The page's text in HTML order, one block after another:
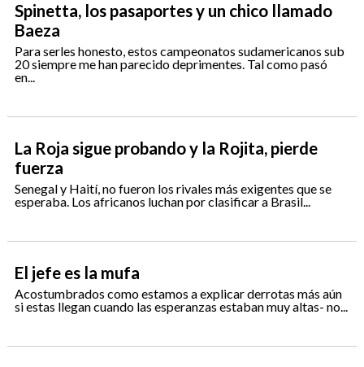
Spinetta, los pasaportes y un chico llamado
Baeza
Para serles honesto, estos campeonatos sudamericanos sub
20 siempre me han parecido deprimentes. Tal como pasó
en...
La Roja sigue probando y la Rojita, pierde
fuerza
Senegal y Haití, no fueron los rivales más exigentes que se
esperaba. Los africanos luchan por clasificar a Brasil...
El jefe es la mufa
Acostumbrados como estamos a explicar derrotas más aún
si estas llegan cuando las esperanzas estaban muy altas- no...